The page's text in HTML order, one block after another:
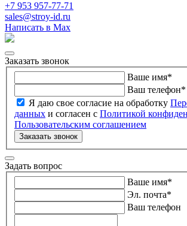
+7 953 957-77-71
sales@stroy-id.ru
Написать в Max
Заказать звонок
Ваше имя*
Ваш телефон*
Я даю свое согласие на обработку
данных и согласен с Политикой
Пользовательским соглашением
Заказать звонок
Задать вопрос
Ваше имя*
Эл. почта*
Ваш телефон